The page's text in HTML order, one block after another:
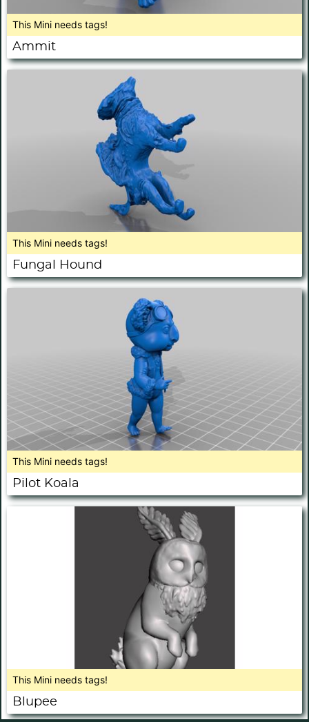
This Mini needs tags!
Ammit
This Mini needs tags!
Fungal Hound
This Mini needs tags!
Pilot Koala
This Mini needs tags!
Blupee